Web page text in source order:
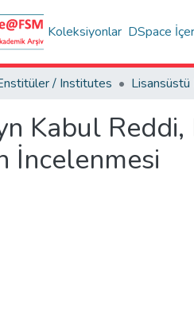
Koleksiyonlar DSpace
/ Institutes
Kabul
İncelenmesi